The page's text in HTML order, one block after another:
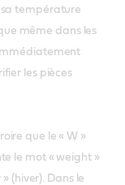
température
même dans les
les pièces
que le « W »
le mot « weight »
(hiver). Dans le